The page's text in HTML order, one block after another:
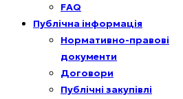
FAQ
Публічна інформація
Нормативно-правові
документи
Договори
Публічні закупівлі